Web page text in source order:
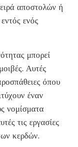
αποστολών ή
ενός
μπορεί
Αυτές
όπου
έναν
νομίσματα
τις εργασίες
κερδών.